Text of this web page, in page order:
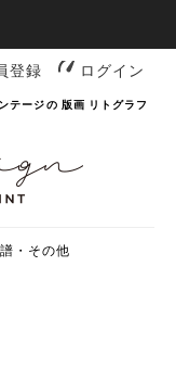
登録 ログイン
テージの 版画 リトグラフ
・その他